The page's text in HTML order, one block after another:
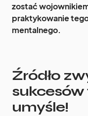
zostać
praktykowanie
mentalnego.
Źródło
umyśle!